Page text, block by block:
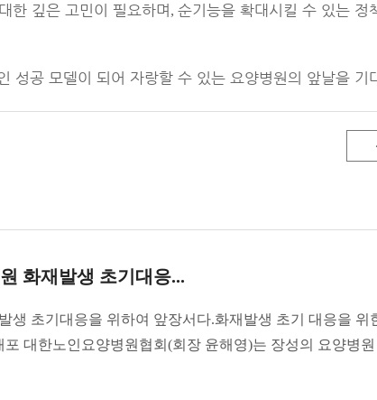
한 깊은 고민이 필요하며 , 순기능을 확대시킬 수 있는 정
성공 모델이 되어 자랑할 수 있는 요양병원의 앞날을 기
화재발생 초기대응...
생 초기대응을 위하여 앞장서다.화재발생 초기 대응을 위
대한노인요양병원협회(회장 윤해영)는 장성의 요양병원